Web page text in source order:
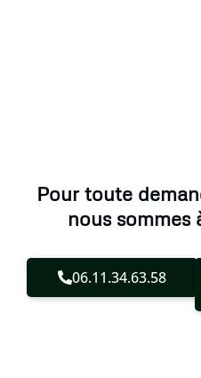
Pour toute
nous sommes
06.11.34.63.58